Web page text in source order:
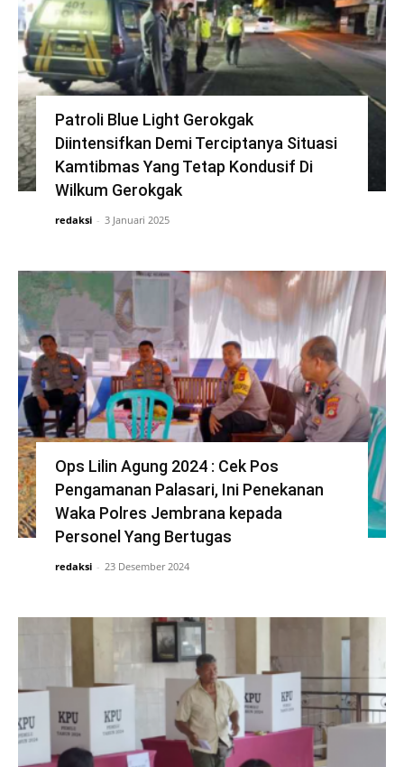
Patroli Blue Light Gerokgak
Diintensifkan Demi Terciptanya Situasi
Kamtibmas Yang Tetap Kondusif Di
Wilkum Gerokgak
redaksi - 3 Januari 2025
Ops Lilin Agung 2024 : Cek Pos
Pengamanan Palasari, Ini Penekanan
Waka Polres Jembrana kepada
Personel Yang Bertugas
redaksi - 23 Desember 2024